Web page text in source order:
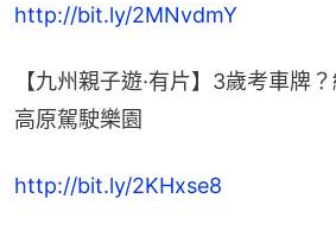
http://bit.ly/2MNvdmY
【九州親子遊·有片】3歲考車牌
高原駕駛樂園
http://bit.ly/2KHxse8